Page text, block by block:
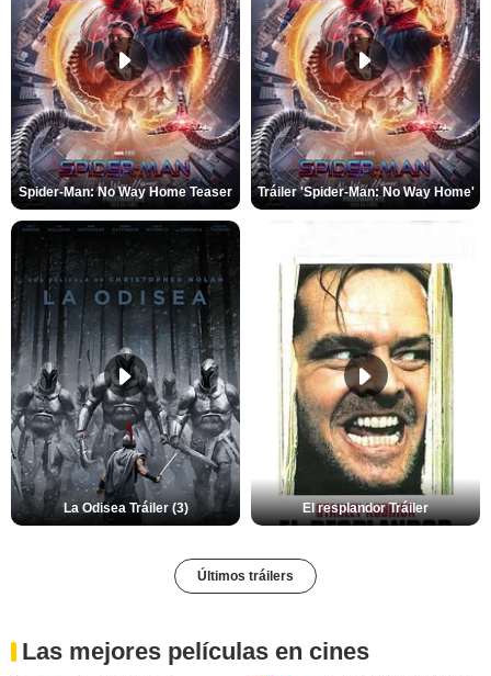
Spider-Man: No Way Home Teaser Tráiler 'Spider-Man: No Way Home'
La Odisea Tráiler (3) El resplandor Tráiler
Últimos tráilers
Las mejores películas en cines